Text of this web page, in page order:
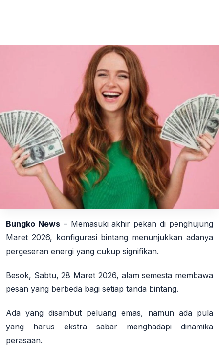
Bungko News– Memasuki akhir pekan di penghujung
Maret 2026, konfigurasi bintang menunjukkan adanya
pergeseran energi yang cukup signifikan.
Besok, Sabtu, 28 Maret 2026, alam semesta membawa
pesan yang berbeda bagi setiap tanda bintang.
Ada yang disambut peluang emas, namun ada pula
yang harus ekstra sabar menghadapi dinamika
perasaan.